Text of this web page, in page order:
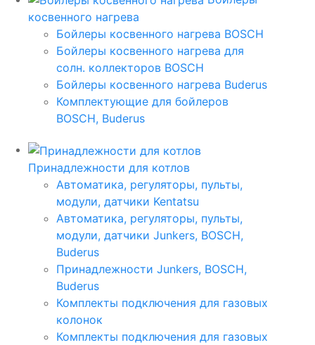
косвенного нагрева
Бойлеры косвенного нагрева BOSCH
Бойлеры косвенного нагрева для
солн. коллекторов BOSCH
Бойлеры косвенного нагрева Buderus
Комплектующие для бойлеров
BOSCH, Buderus
Принадлежности для котлов
Автоматика, регуляторы, пульты,
модули, датчики Kentatsu
Автоматика, регуляторы, пульты,
модули, датчики Junkers, BOSCH,
Buderus
Принадлежности Junkers, BOSCH,
Buderus
Комплекты подключения для газовых
колонок
Комплекты подключения для газовых